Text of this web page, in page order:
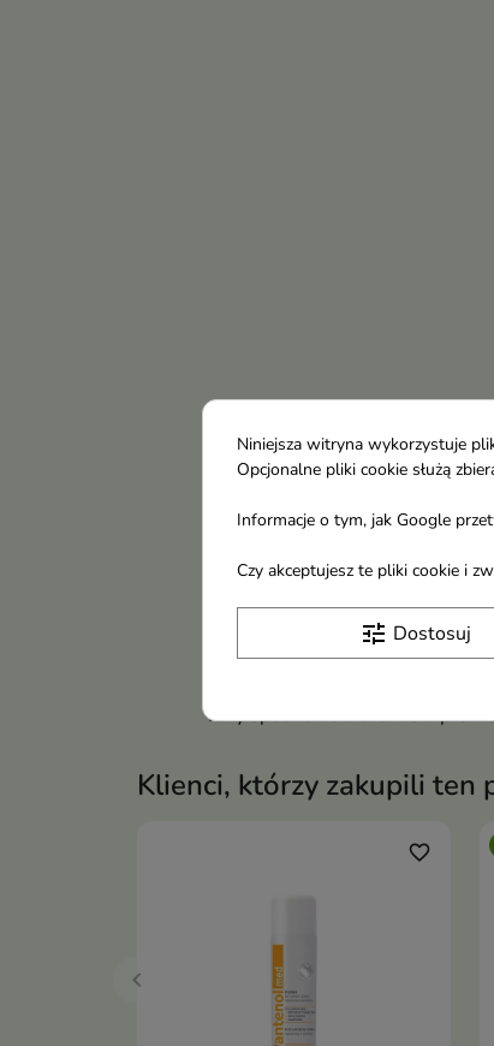
Przy spełnieniu warunków
Klienci, którzy zakupili ten
favorite_border
Niniejsza witryna wykorzystuje
Opcjonalne pliki cookie służą
Informacje o tym, jak Google
Czy akceptujesz te pliki cookie i
tune Dostosuj